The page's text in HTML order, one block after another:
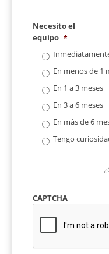
Necesito el
equipo *
En menos de 1
En 1 a 3 meses
En 3 a 6 meses
En más de 6
Tengo
CAPTCHA